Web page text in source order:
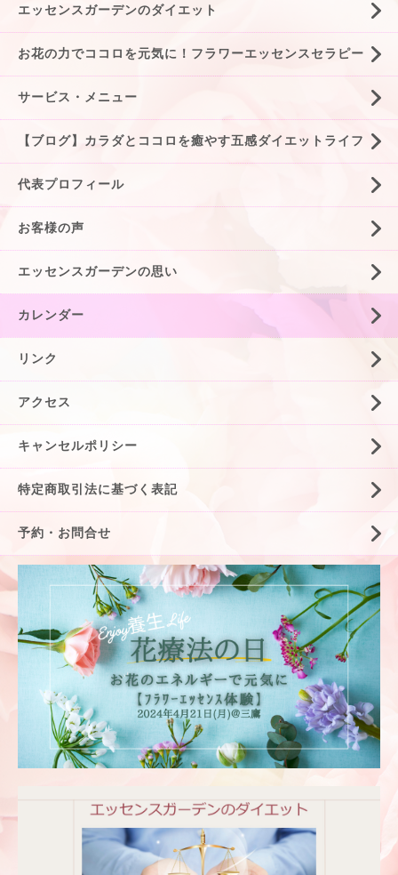
エッセンスガーデンのダイエット
お花の力でココロを元気に！フラワーエッセンスセラピー
サービス・メニュー
【ブログ】カラダとココロを癒やす五感ダイエットライフ
代表プロフィール
お客様の声
エッセンスガーデンの思い
カレンダー
リンク
アクセス
キャンセルポリシー
特定商取引法に基づく表記
予約・お問合せ